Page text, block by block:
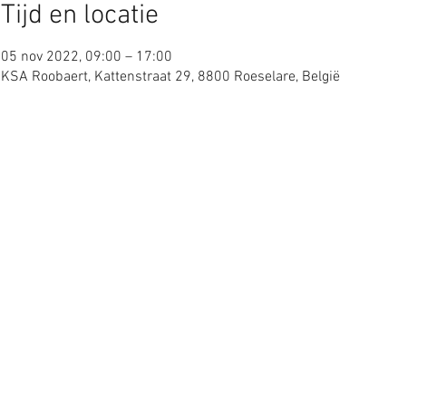
Tijd en locatie
05 nov 2022, 09:00 – 17:00
KSA Roobaert, Kattenstraat 29, 8800 Roeselare, België